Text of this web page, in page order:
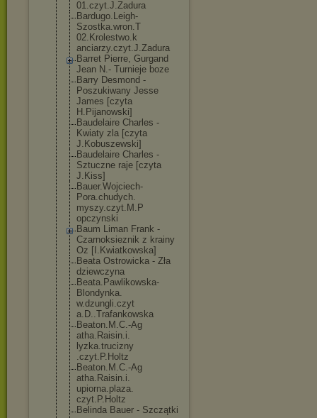
01.czyt.J.Zadura
Bardugo.Leigh-
Szostka.wron.T
02.Krolestwo.k
anciarzy.czyt.J.Zadura
Barret Pierre, Gurgand
Jean N.- Turnieje boze
Barry Desmond -
Poszukiwany Jesse
James [czyta
H.Pijanowski]
Baudelaire Charles -
Kwiaty zla [czyta
J.Kobuszewski]
Baudelaire Charles -
Sztuczne raje [czyta
J.Kiss]
Bauer.Wojciech-
Pora.chudych.
myszy.czyt.M.P
opczynski
Baum Liman Frank -
Czarnoksieznik z krainy
Oz [I.Kwiatkowska]
Beata Ostrowicka - Zła
dziewczyna
Beata.Pawlikowska-
Blondynka.
w.dzungli.czyt
a.D..Trafankowska
Beaton.M.C.-Ag
atha.Raisin.i.
lyzka.trucizny
.czyt.P.Holtz
Beaton.M.C.-Ag
atha.Raisin.i.
upiorna.plaza.
czyt.P.Holtz
Belinda Bauer - Szczątki